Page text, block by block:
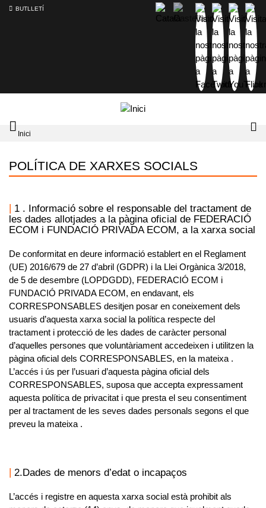
BUTLLETÍ
Mobile
menu
Inici
POLÍTICA DE XARXES SOCIALS
1 . Informació sobre el responsable del tractament de
les dades allotjades a la pàgina oficial de FEDERACIÓ
ECOM i FUNDACIÓ PRIVADA ECOM, a la xarxa social
De conformitat en deure informació establert en el Reglament
(UE) 2016/679 de 27 d’abril (GDPR) i la Llei Orgànica 3/2018,
de 5 de desembre (LOPDGDD), FEDERACIÓ ECOM i
FUNDACIÓ PRIVADA ECOM, en endavant, els
CORRESPONSABLES desitjen posar en coneixement dels
usuaris d’aquesta xarxa social la política respecte del
tractament i protecció de les dades de caràcter personal
d’aquelles persones que voluntàriament accedeixen i utilitzen la
pàgina oficial dels CORRESPONSABLES, en la mateixa .
L’accés i ús per l’usuari d’aquesta pàgina oficial dels
CORRESPONSABLES, suposa que accepta expressament
aquesta política de privacitat i que presta el seu consentiment
per al tractament de les seves dades personals segons el que
preveu la mateixa .
2.Dades de menors d’edat o incapaços
L’accés i registre en aquesta xarxa social està prohibit als